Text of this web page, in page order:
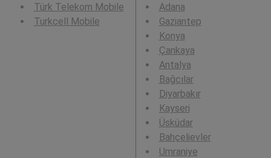
Türk Telekom Mobile
Turkcell Mobile
Adana
Gaziantep
Konya
Çankaya
Antalya
Bağcılar
Diyarbakır
Kayseri
Üsküdar
Bahçelievler
Umraniye